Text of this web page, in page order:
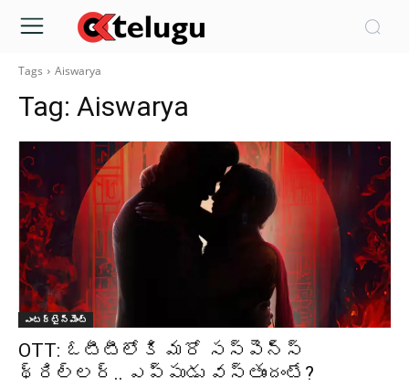
Tags Aiswarya
Tag: Aiswarya
ఎంటర్టైన్మెంట్
OTT: ఓటీటీలోకి మరో సస్పెన్స్
థ్రిల్లర్.. ఎప్పుడు వస్తుందంటే?